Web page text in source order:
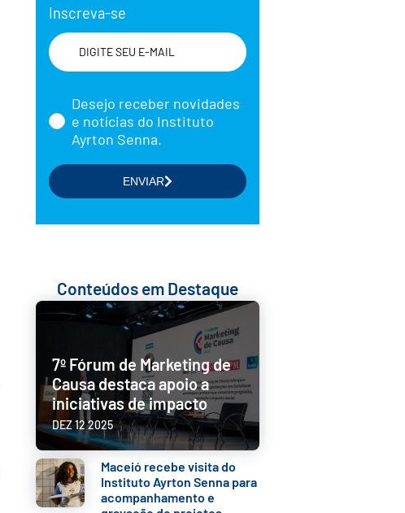
Inscreva-se
Nome
Selecione a(s) área(s) de seu
interesse
Doações
Parcerias com Empresas
Desejo receber novidades
e notícias do Instituto
Ayrton Senna.
ENVIAR
Conteúdos em Destaque
7º Fórum de Marketing de
Causa destaca apoio a
iniciativas de impacto
DEZ 12 2025
Maceió recebe visita do
Instituto Ayrton Senna para
acompanhamento e